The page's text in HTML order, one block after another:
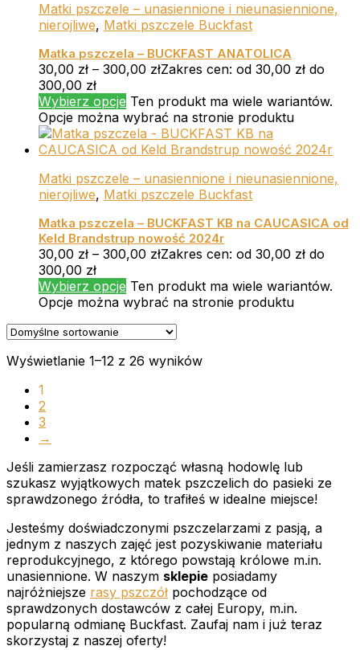
Matki pszczele – unasiennione i nieunasiennione,
nierojliwe, Matki pszczele Buckfast
Matka pszczela – BUCKFAST ANATOLICA
30,00 zł – 300,00 złZakres cen: od 30,00 zł do
300,00 zł
Wybierz opcje Ten produkt ma wiele wariantów.
Opcje można wybrać na stronie produktu
Matki pszczele – unasiennione i nieunasiennione,
nierojliwe, Matki pszczele Buckfast
Matka pszczela – BUCKFAST KB na CAUCASICA od
Keld Brandstrup nowość 2024r
30,00 zł – 300,00 złZakres cen: od 30,00 zł do
300,00 zł
Wybierz opcje Ten produkt ma wiele wariantów.
Opcje można wybrać na stronie produktu
Wyświetlanie 1–12 z 26 wyników
1
2
3
→
Jeśli zamierzasz rozpocząć własną hodowlę lub
szukasz wyjątkowych matek pszczelich do pasieki ze
sprawdzonego źródła, to trafiłeś w idealne miejsce!
Jesteśmy doświadczonymi pszczelarzami z pasją, a
jednym z naszych zajęć jest pozyskiwanie materiału
reprodukcyjnego, z którego powstają królowe m.in.
unasiennione. W naszym sklepie posiadamy
najróżniejsze rasy pszczół pochodzące od
sprawdzonych dostawców z całej Europy, m.in.
popularną odmianę Buckfast. Zaufaj nam i już teraz
skorzystaj z naszej oferty!